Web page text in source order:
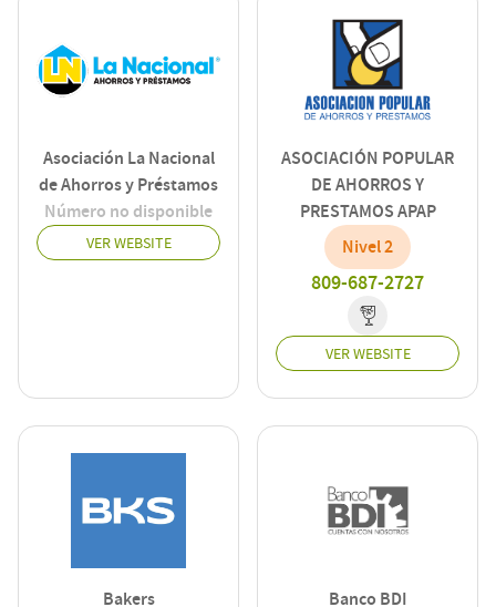
Asociación La Nacional
de Ahorros y Préstamos
Número no disponible
VER WEBSITE
ASOCIACIÓN POPULAR
DE AHORROS Y
PRESTAMOS APAP
Nivel 2
809-687-2727
VER WEBSITE
Bakers Banco BDI